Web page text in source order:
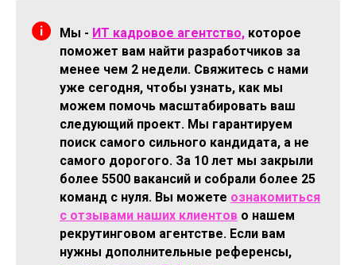
Мы - ИТ кадровое агентство, которое
поможет вам найти разработчиков за
менее чем 2 недели. Свяжитесь с нами
уже сегодня, чтобы узнать, как мы
можем помочь масштабировать ваш
следующий проект. Мы гарантируем
поиск самого сильного кандидата, а не
самого дорогого. За 10 лет мы закрыли
более 5500 вакансий и собрали более 25
команд с нуля. Вы можете ознакомиться
с отзывами наших клиентов о нашем
рекрутинговом агентстве. Если вам
нужны дополнительные референсы,